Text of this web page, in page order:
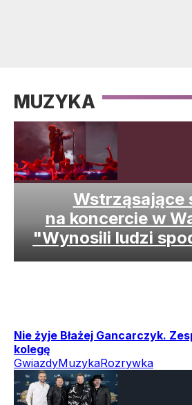
MUZYKA
Wstrząsające
na koncercie w
"Wynosili ludzi
Nie żyje Błażej Gancarczyk.
kolegę
GwiazdyMuzykaRozrywka